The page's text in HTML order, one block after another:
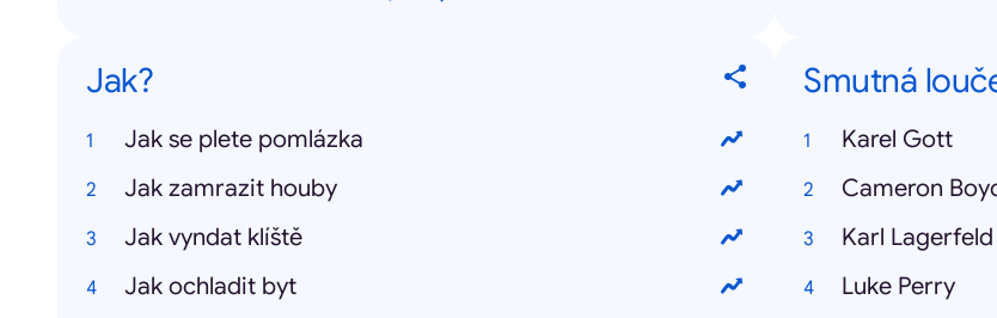
Jak?
Jak se plete pomlázka
Jak zamrazit houby
Jak vyndat klíště
Jak ochladit byt
Smutná
Karel Gott
Cameron
Karl Lagerfeld
Luke Perry